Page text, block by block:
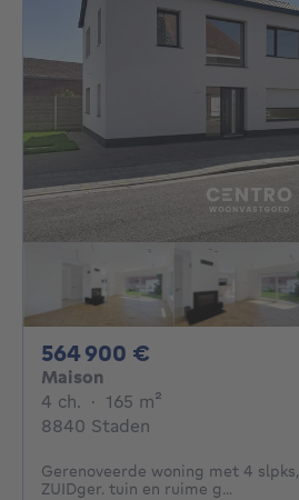
564 900 €
Maison
4 ch. 4 chambres
· 165 m²
8840 Staden
Gerenoveerde woning met 4 slpks,
ZUIDger. tuin en ruime g...